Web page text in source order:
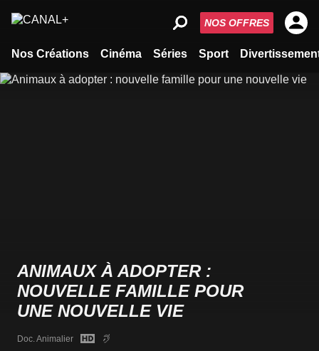
Nos Créations Cinéma Séries Sport
NOS OFFRES
ANIMAUX À ADOPTER :
NOUVELLE FAMILLE POUR
UNE NOUVELLE VIE
Doc. Animalier